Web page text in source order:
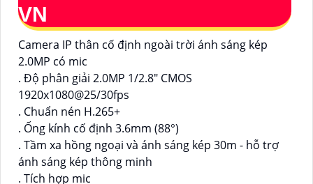
VN
Camera IP thân cố định ngoài trời ánh sáng kép
2.0MP có mic
. Độ phân giải 2.0MP 1/2.8" CMOS
1920x1080@25/30fps
. Chuẩn nén H.265+
. Ống kính cố định 3.6mm (88°)
. Tầm xa hồng ngoại và ánh sáng kép 30m - hỗ trợ
ánh sáng kép thông minh
. Tích hợp mic